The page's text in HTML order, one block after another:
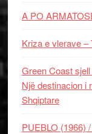
A PO
Kriza e vlerave –
Green Coast
Një destinacion i
Shqiptare
PUEBLO (1966)